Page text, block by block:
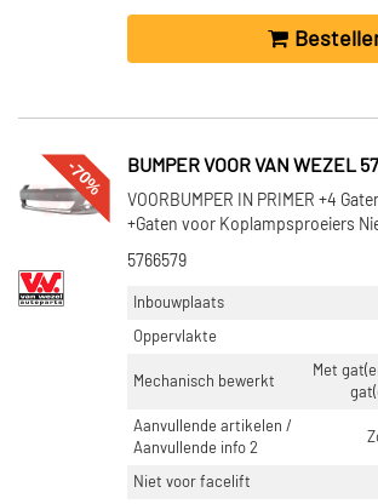
-70% BUMPER VOOR VAN WEZEL
VOORBUMPER IN PRIMER +4
+Gaten voor Koplampsproeiers
5766579
Inbouwplaats
Oppervlakte
Mechanisch bewerkt
Met
Aanvullende artikelen /
Aanvullende info 2
Niet voor facelift